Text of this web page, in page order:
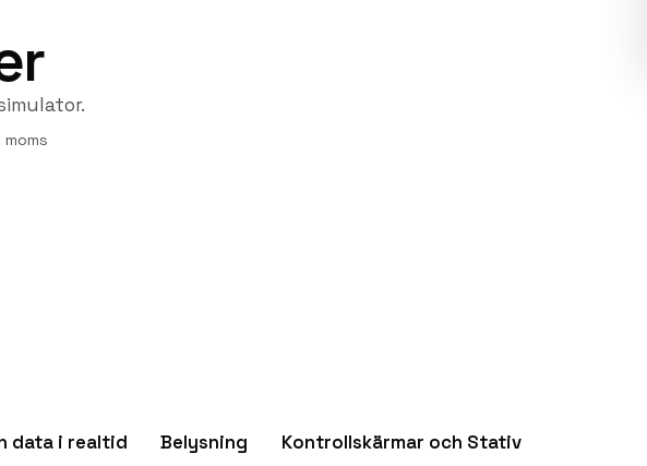
data i realtid Belysning
Kontrollskärmar och Stativ